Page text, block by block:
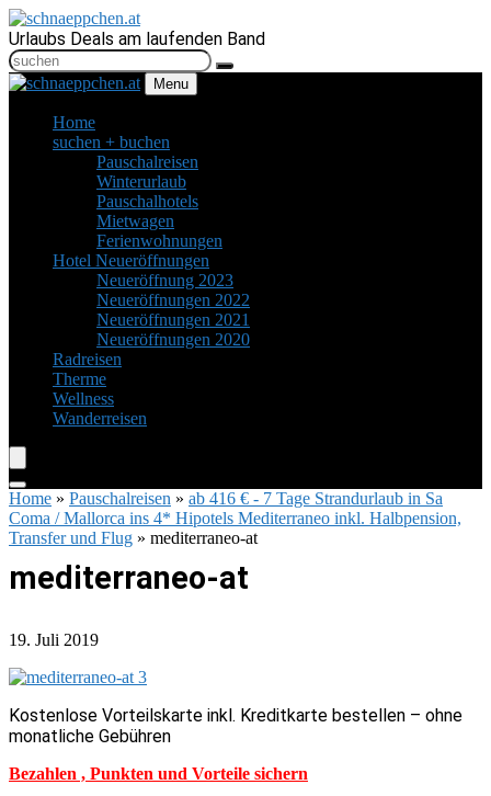
Urlaubs Deals am laufenden Band
Menu
Home
suchen + buchen
Pauschalreisen
Winterurlaub
Pauschalhotels
Mietwagen
Ferienwohnungen
Hotel Neueröffnungen
Neueröffnung 2023
Neueröffnungen 2022
Neueröffnungen 2021
Neueröffnungen 2020
Radreisen
Therme
Wellness
Wanderreisen
Home » Pauschalreisen » ab 416 € - 7 Tage Strandurlaub in Sa
Coma / Mallorca ins 4* Hipotels Mediterraneo inkl. Halbpension,
Transfer und Flug » mediterraneo-at
mediterraneo-at
19. Juli 2019
Kostenlose Vorteilskarte inkl. Kreditkarte bestellen – ohne
monatliche Gebühren
Bezahlen , Punkten und Vorteile sichern